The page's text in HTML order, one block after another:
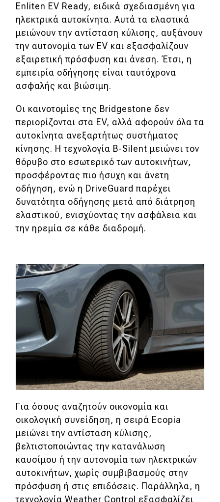
ΚΤΕΟ
Οδική βοήθεια
eDRIVE
DRIVE USED
Enliten EV Ready, ειδικά σχεδιασμένη για
ηλεκτρικά αυτοκίνητα. Αυτά τα ελαστικά
μειώνουν την αντίσταση κύλισης, αυξάνουν
την αυτονομία των EV και εξασφαλίζουν
εξαιρετική πρόσφυση και άνεση. Έτσι, η
εμπειρία οδήγησης είναι ταυτόχρονα
ασφαλής και βιώσιμη.
Οι καινοτομίες της Bridgestone δεν
περιορίζονται στα EV, αλλά αφορούν όλα τα
αυτοκίνητα ανεξαρτήτως συστήματος
κίνησης. Η τεχνολογία B-Silent μειώνει τον
θόρυβο στο εσωτερικό των αυτοκινήτων,
προσφέροντας πιο ήσυχη και άνετη
οδήγηση, ενώ η DriveGuard παρέχει
δυνατότητα οδήγησης μετά από διάτρηση
ελαστικού, ενισχύοντας την ασφάλεια και
την ηρεμία σε κάθε διαδρομή.
Για όσους αναζητούν οικονομία και
οικολογική συνείδηση, η σειρά Ecopia
μειώνει την αντίσταση κύλισης,
βελτιστοποιώντας την κατανάλωση
καυσίμου ή την αυτονομία των ηλεκτρικών
αυτοκινήτων, χωρίς συμβιβασμούς στην
πρόσφυση ή στις επιδόσεις. Παράλληλα, η
τεχνολογία Weather Control εξασφαλίζει